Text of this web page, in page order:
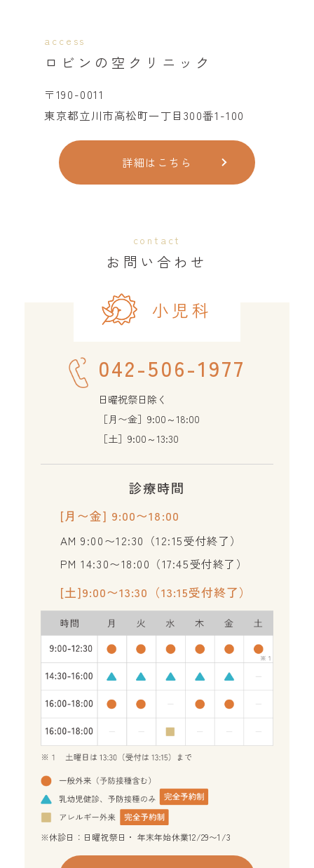
access
ロビンの空クリニック
〒190-0011
東京都立川市高松町一丁目300番1-100
詳細はこちら
contact
お問い合わせ
小児科
042-506-1977
日曜祝祭日除く
［月〜金］9:00～18:00
［土］9:00～13:30
診療時間
[月〜金] 9:00〜18:00
AM 9:00〜12:30（12:15受付終了）
PM 14:30〜18:00（17:45受付終了）
[土]9:00〜13:30（13:15受付終了）
※休診日：日曜祝祭日・ 年末年始休業12/29〜1/3